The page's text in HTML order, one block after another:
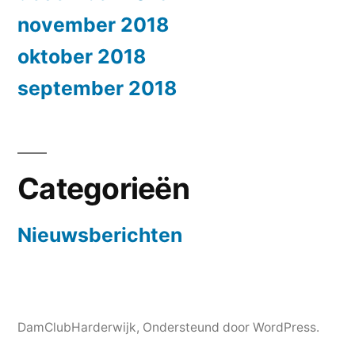
november 2018
oktober 2018
september 2018
Categorieën
Nieuwsberichten
DamClubHarderwijk, Ondersteund door WordPress.